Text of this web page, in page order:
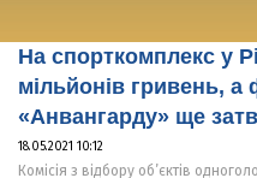
На спорткомплекс у
мільйонів гривень, а
«Анвангарду» ще
18.05.2021 10:12
Комісія з відбору об’єктів